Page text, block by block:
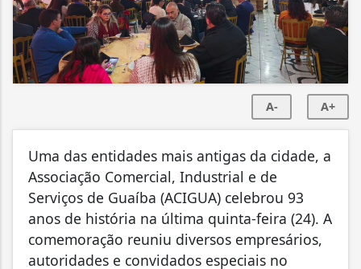
A- A+
Uma das entidades mais antigas da cidade, a
Associação Comercial, Industrial e de
Serviços de Guaíba (ACIGUA) celebrou 93
anos de história na última quinta-feira (24). A
comemoração reuniu diversos empresários,
autoridades e convidados especiais no